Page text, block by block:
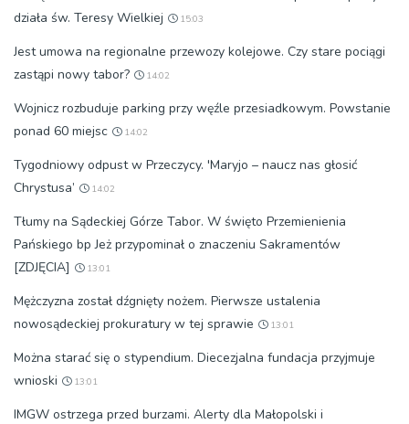
działa św. Teresy Wielkiej
15:03
Jest umowa na regionalne przewozy kolejowe. Czy stare pociągi
zastąpi nowy tabor?
14:02
Wojnicz rozbuduje parking przy węźle przesiadkowym. Powstanie
ponad 60 miejsc
14:02
Tygodniowy odpust w Przeczycy. 'Maryjo – naucz nas głosić
Chrystusa’
14:02
Tłumy na Sądeckiej Górze Tabor. W święto Przemienienia
Pańskiego bp Jeż przypominał o znaczeniu Sakramentów
[ZDJĘCIA]
13:01
Mężczyzna został dźgnięty nożem. Pierwsze ustalenia
nowosądeckiej prokuratury w tej sprawie
13:01
Można starać się o stypendium. Diecezjalna fundacja przyjmuje
wnioski
13:01
IMGW ostrzega przed burzami. Alerty dla Małopolski i